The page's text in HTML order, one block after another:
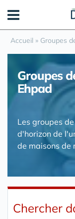
Accueil » Groupes
Groupes
Ehpad
Les groupes
d'horizon de
de maisons de
Chercher
Panneau de gestion